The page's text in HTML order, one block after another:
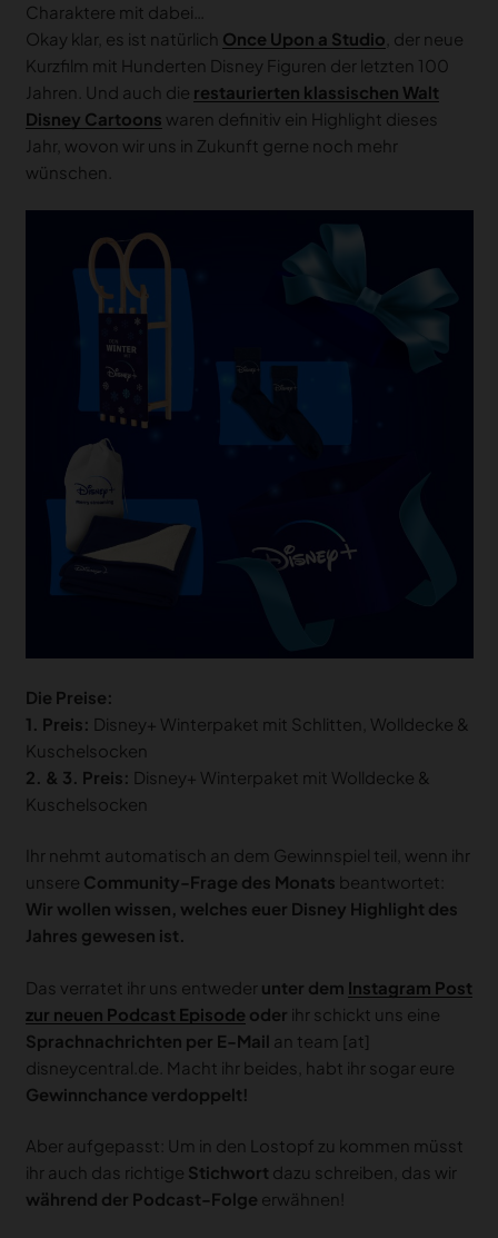
Charaktere mit dabei…
Okay klar, es ist natürlich Once Upon a Studio , der neue
Kurzfilm mit Hunderten Disney Figuren der letzten 100
Jahren. Und auch die restaurierten klassischen Walt
Disney Cartoons waren definitiv ein Highlight dieses
Jahr, wovon wir uns in Zukunft gerne noch mehr
wünschen.
Die Preise:
1. Preis: Disney+ Winterpaket mit Schlitten, Wolldecke &
Kuschelsocken
2. & 3. Preis: Disney+ Winterpaket mit Wolldecke &
Kuschelsocken
Ihr nehmt automatisch an dem Gewinnspiel teil, wenn ihr
unsere Community-Frage des Monats beantwortet:
Wir wollen wissen, welches euer Disney Highlight des
Jahres gewesen ist.
Das verratet ihr uns entweder unter dem Instagram Post
zur neuen Podcast Episode oder ihr schickt uns eine
Sprachnachrichten per E-Mail an team [at]
disneycentral.de. Macht ihr beides, habt ihr sogar eure
Gewinnchance verdoppelt!
Aber aufgepasst: Um in den Lostopf zu kommen müsst
ihr auch das richtige Stichwort dazu schreiben, das wir
während der Podcast-Folge erwähnen!